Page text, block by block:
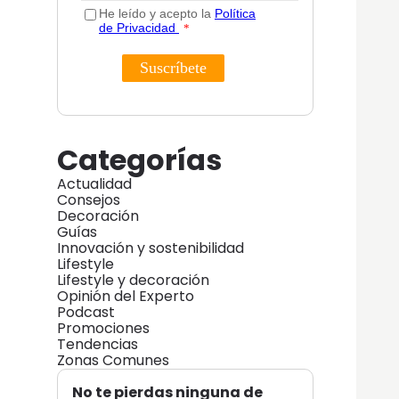
Categorías
Actualidad
Consejos
Decoración
Guías
Innovación y sostenibilidad
Lifestyle
Lifestyle y decoración
Opinión del Experto
Podcast
Promociones
Tendencias
Zonas Comunes
No te pierdas ninguna de